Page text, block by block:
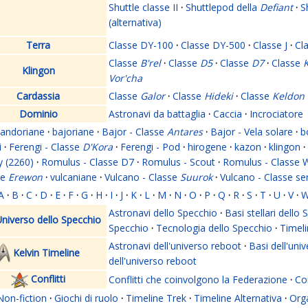
Shuttle classe II · Shuttlepod della Defiant ·
(alternativa)
Terra
Classe DY-100 · Classe DY-500 · Classe J ·
Klingon
Classe B'rel · Classe D5 · Classe D7 · Classe
Vor'cha
Cardassia
Classe Galor · Classe Hideki · Classe Keldon
Dominio
Astronavi da battaglia · Caccia · Incrociatore
andoriane · bajoriane · Bajor - Classe Antares · Bajor - Vela solare ·
· Ferengi - Classe D'Kora · Ferengi - Pod · hirogene · kazon · klingon ·
(2260) · Romulus - Classe D7 · Romulus - Scout · Romulus - Classe
Erewon · vulcaniane · Vulcano - Classe Suurok · Vulcano - Classe
· B · C · D · E · F · G · H · I · J · K · L · M · N · O · P · Q · R · S · T · U · V ·
dello Specchio
Astronavi dello Specchio · Basi stellari dello
Specchio · Tecnologia dello Specchio ·
Kelvin Timeline
Astronavi dell'universo reboot · Basi
dell'universo reboot
Conflitti
Conflitti che coinvolgono la Federazione ·
fiction · Giochi di ruolo · Timeline Trek · Timeline Alternativa ·